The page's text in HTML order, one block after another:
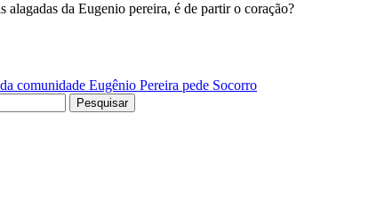
da Eugenio pereira, é de partir o coração?
comunidade Eugênio Pereira pede Socorro